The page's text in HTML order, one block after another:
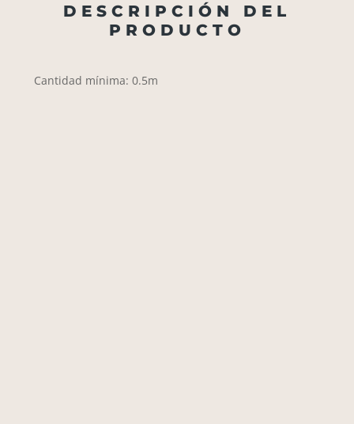
DESCRIPCIÓN DEL
PRODUCTO
Cantidad mínima: 0.5m